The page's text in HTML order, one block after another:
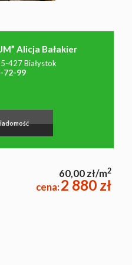
Leaflet ©
Alicja Bałakier
427 Białystok
72-99
60,00 zł/m2
cena:2 880 zł